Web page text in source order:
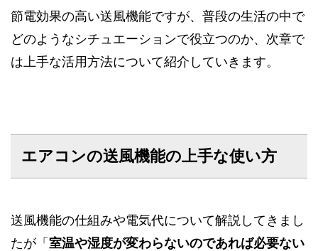
節電効果の高い送風機能ですが、普段の生活の中で
どのようなシチュエーションで役立つのか、次章で
は上手な活用方法について紹介していきます。
エアコンの送風機能の上手な使い方
送風機能の仕組みや電気代について解説してきまし
たが「 室温や湿度が変わらないのであれば必要ない